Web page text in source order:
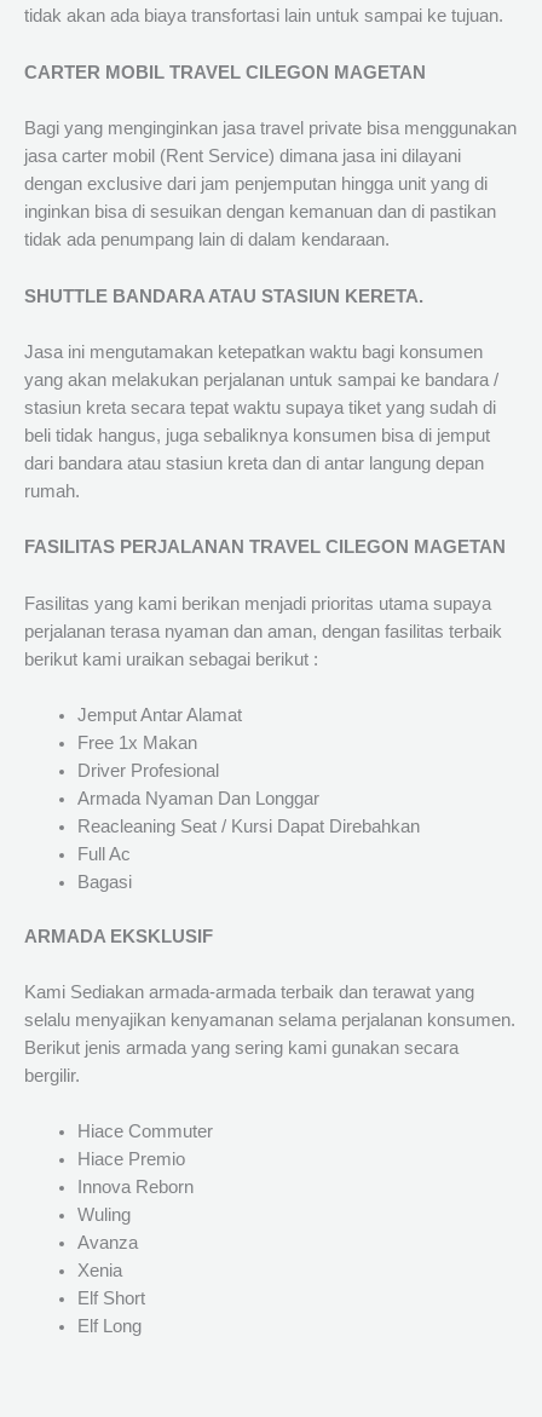
tidak akan ada biaya transfortasi lain untuk sampai ke tujuan.
CARTER MOBIL TRAVEL CILEGON MAGETAN
Bagi yang menginginkan jasa travel private bisa menggunakan
jasa carter mobil (Rent Service) dimana jasa ini dilayani
dengan exclusive dari jam penjemputan hingga unit yang di
inginkan bisa di sesuikan dengan kemanuan dan di pastikan
tidak ada penumpang lain di dalam kendaraan.
SHUTTLE BANDARA ATAU STASIUN KERETA.
Jasa ini mengutamakan ketepatkan waktu bagi konsumen
yang akan melakukan perjalanan untuk sampai ke bandara /
stasiun kreta secara tepat waktu supaya tiket yang sudah di
beli tidak hangus, juga sebaliknya konsumen bisa di jemput
dari bandara atau stasiun kreta dan di antar langung depan
rumah.
FASILITAS PERJALANAN TRAVEL CILEGON MAGETAN
Fasilitas yang kami berikan menjadi prioritas utama supaya
perjalanan terasa nyaman dan aman, dengan fasilitas terbaik
berikut kami uraikan sebagai berikut :
Jemput Antar Alamat
Free 1x Makan
Driver Profesional
Armada Nyaman Dan Longgar
Reacleaning Seat / Kursi Dapat Direbahkan
Full Ac
Bagasi
ARMADA EKSKLUSIF
Kami Sediakan armada-armada terbaik dan terawat yang
selalu menyajikan kenyamanan selama perjalanan konsumen.
Berikut jenis armada yang sering kami gunakan secara
bergilir.
Hiace Commuter
Hiace Premio
Innova Reborn
Wuling
Avanza
Xenia
Elf Short
Elf Long